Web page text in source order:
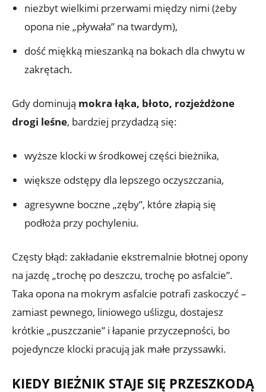
niezbyt wielkimi przerwami między nimi (żeby
opona nie „pływała” na twardym),
dość miękką mieszanką na bokach dla chwytu w
zakrętach.
Gdy dominują mokra łąka, błoto, rozjeżdżone
drogi leśne, bardziej przydadzą się:
wyższe klocki w środkowej części bieżnika,
większe odstępy dla lepszego oczyszczania,
agresywne boczne „zęby”, które złapią się
podłoża przy pochyleniu.
Częsty błąd: zakładanie ekstremalnie błotnej opony
na jazdę „trochę po deszczu, trochę po asfalcie”.
Taka opona na mokrym asfalcie potrafi zaskoczyć –
zamiast pewnego, liniowego uślizgu, dostajesz
krótkie „puszczanie” i łapanie przyczepności, bo
pojedyncze klocki pracują jak małe przyssawki.
KIEDY BIEŻNIK STAJE SIĘ PRZESZKODĄ